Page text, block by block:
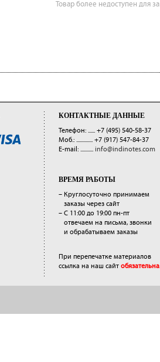
Товар более недоступен для
КОНТАКТНЫЕ ДАННЫЕ
Телефон: ...... +7 (495) 540-58-37
Моб.: .............. +7 (917) 547-84-37
E-mail: ........... info@indinotes.com
ВРЕМЯ РАБОТЫ
– Круглосуточно принимаем
заказы через сайт
– С 11:00 до 19:00 пн-пт
отвечаем на письма, звонки
и обрабатываем заказы
При перепечатке материалов
ссылка на наш сайт обязательна.